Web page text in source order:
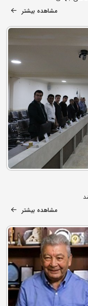
مشاهده بیشتر
مشاهده بیشتر